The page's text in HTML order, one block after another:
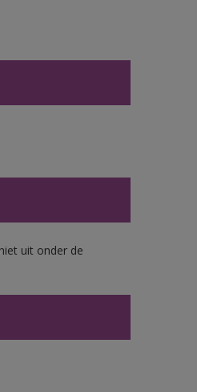
uit onder de